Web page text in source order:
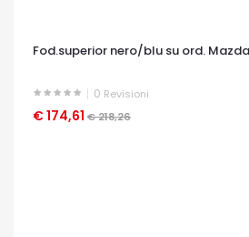
Fod.superior nero/blu su ord.
0 Revisioni
€ 174,61 € 218,26
OCCHIATA VELOCE